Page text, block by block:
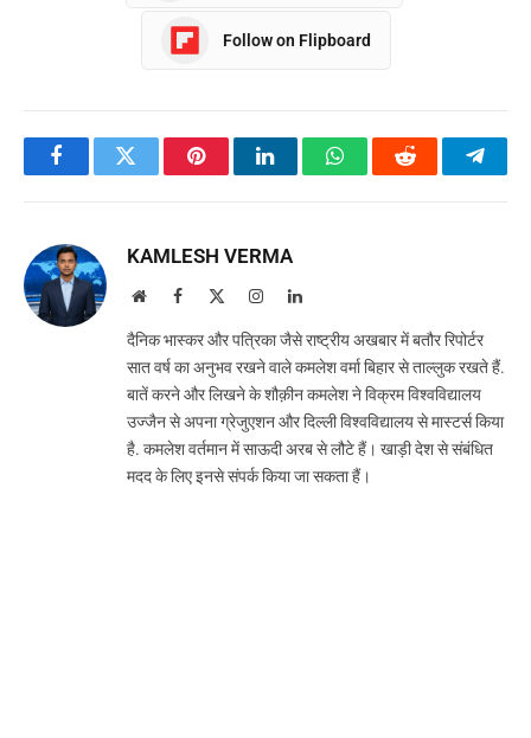
Follow on Flipboard
FacebookTwitter PinterestLinkedInWhatsAppReddit
KAMLESH VERMA
WebsiteFacebook InstagramLinkedIn
दैनिक भास्कर और पत्रिका जैसे राष्ट्रीय अखबार में बतौर रिपोर्टर
सात वर्ष का अनुभव रखने वाले कमलेश वर्मा बिहार से ताल्लुक रखते हैं.
बातें करने और लिखने के शौक़ीन कमलेश ने विक्रम विश्वविद्यालय
उज्जैन से अपना ग्रेजुएशन और दिल्ली विश्वविद्यालय से मास्टर्स किया
है. कमलेश वर्तमान में साऊदी अरब से लौटे हैं। खाड़ी देश से संबंधित
मदद के लिए इनसे संपर्क किया जा सकता हैं।